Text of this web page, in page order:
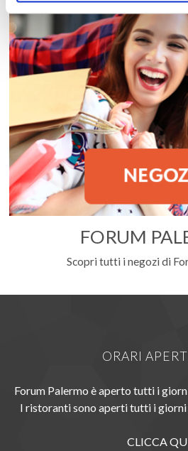
FORUM
Scopri tutti i negozi di
ORARI
Forum Palermo è aperto tutti i
I ristoranti sono aperti tutti i
CLICCA